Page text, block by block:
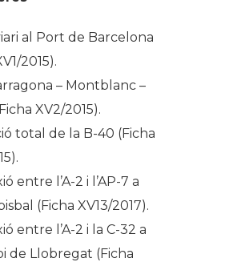
al Port de Barcelona
2015).
– Montblanc –
XV2/2015).
total de la B-40 (Ficha
entre l’A-2 i l’AP-7 a
(Ficha XV13/2017).
entre l’A-2 i la C-32 a
de Llobregat (Ficha